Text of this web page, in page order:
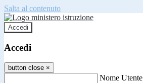
Salta al contenuto
Accedi
Accedi
button close ×
Nome Utente